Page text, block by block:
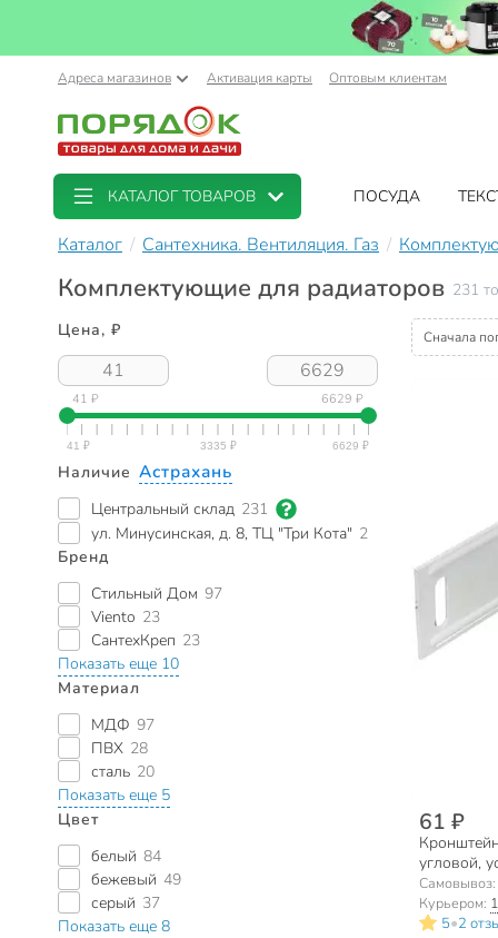
Адреса магазинов Активация карты Оптовым клиентам
КАТАЛОГ ТОВАРОВ ПОСУДА
Каталог Сантехника. Вентиляция. Газ
Комплектующие для радиаторов 231
Цена, ₽
41 ₽ 6629 ₽
Наличие Астрахань
Центральный склад 231
ул. Минусинская, д. 8, ТЦ "Три Кота" 2
Бренд
Стильный Дом 97
Viento 23
СантехКреп 23
Показать еще 10
Материал
МДФ 97
ПВХ 28
сталь 20
Показать еще 5
Цвет
белый 84
бежевый 49
серый 37
Показать еще 8
Сначала
61 ₽
угловой,
1.1.2.9
Самовывоз:
Курьером:
5•2